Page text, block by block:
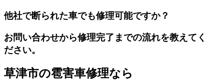
他社で断られた車でも修理可能ですか？
お問い合わせから修理完了までの流れを教えてく
ださい。
草津市の雹害車修理なら